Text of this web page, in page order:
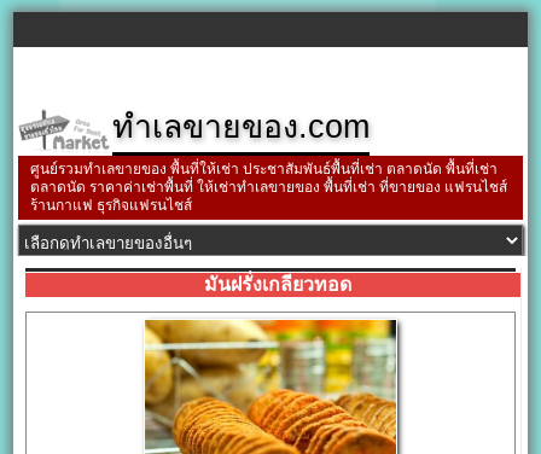
ทำเลขายของ.com
ศูนย์รวมทำเลขายของ พื้นที่ให้เช่า ประชาสัมพันธ์พื้นที่เช่า ตลาดนัด พื้นที่เช่า
ตลาดนัด ราคาค่าเช่าพื้นที่ ให้เช่าทำเลขายของ พื้นที่เช่า ที่ขายของ แฟรนไชส์
ร้านกาแฟ ธุรกิจแฟรนไชส์
มันฝรั่งเกลียวทอด